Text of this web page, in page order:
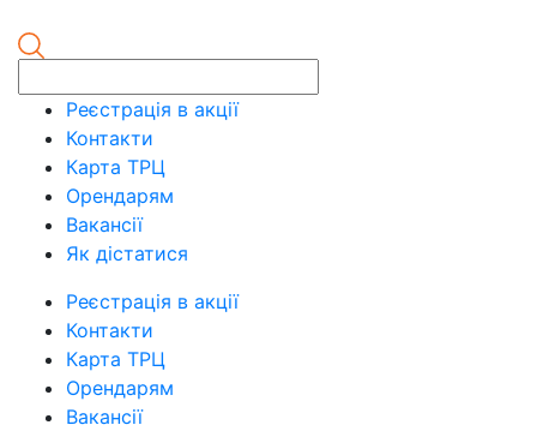
Реєстрація в акції
Контакти
Карта ТРЦ
Орендарям
Вакансії
Як дістатися
Реєстрація в акції
Контакти
Карта ТРЦ
Орендарям
Вакансії